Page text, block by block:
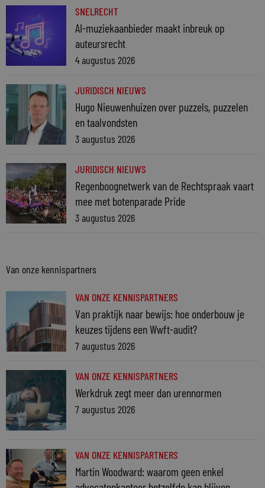
SNELRECHT
AI-muziekaanbieder maakt inbreuk op
auteursrecht
4 augustus 2026
JURIDISCH NIEUWS
Hugo Nieuwenhuizen over puzzels, puzzelen
en taalvondsten
3 augustus 2026
JURIDISCH NIEUWS
Regenboognetwerk van de Rechtspraak vaart
mee met botenparade Pride
3 augustus 2026
Van onze kennispartners
VAN ONZE KENNISPARTNERS
Van praktijk naar bewijs: hoe onderbouw je
keuzes tijdens een Wwft-audit?
7 augustus 2026
VAN ONZE KENNISPARTNERS
Werkdruk zegt meer dan urennormen
7 augustus 2026
VAN ONZE KENNISPARTNERS
Martin Woodward: waarom geen enkel